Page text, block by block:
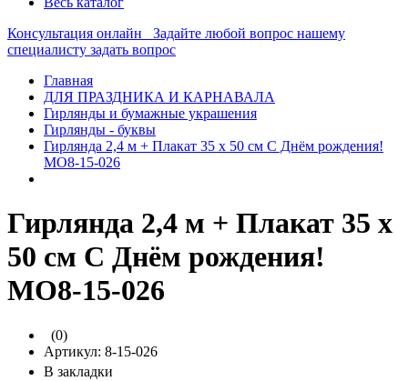
Консультация онлайн
Задайте любой вопрос нашему
специалисту задать вопрос
Главная
ДЛЯ ПРАЗДНИКА И КАРНАВАЛА
Гирлянды и бумажные украшения
Гирлянды - буквы
Гирлянда 2,4 м + Плакат 35 х 50 см С Днём рождения!
МО8-15-026
Гирлянда 2,4 м + Плакат 35 х
50 см С Днём рождения!
МО8-15-026
(0)
Артикул: 8-15-026
В закладки